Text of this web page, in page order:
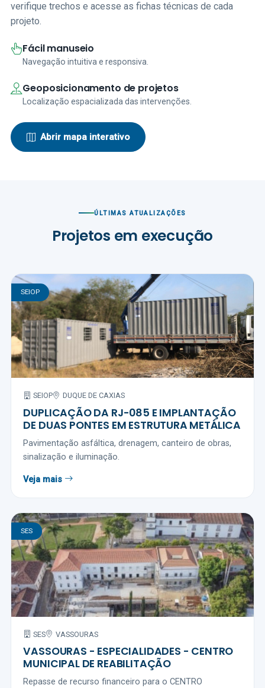
verifique trechos e acesse as fichas técnicas de cada
projeto.
Fácil manuseio
Navegação intuitiva e responsiva.
Geoposicionamento de projetos
Localização espacializada das intervenções.
Abrir mapa interativo
ÚLTIMAS ATUALIZAÇÕES
Projetos em execução
SEIOP
SEIOP DUQUE DE CAXIAS
DUPLICAÇÃO DA RJ-085 E IMPLANTAÇÃO
DE DUAS PONTES EM ESTRUTURA METÁLICA
Pavimentação asfáltica, drenagem, canteiro de obras,
sinalização e iluminação.
Veja mais
SES
SES VASSOURAS
VASSOURAS - ESPECIALIDADES - CENTRO
MUNICIPAL DE REABILITAÇÃO
Repasse de recurso financeiro para o CENTRO